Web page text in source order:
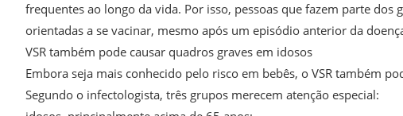
frequentes ao longo da vida. Por isso, pessoas que fazem parte
orientadas a se vacinar, mesmo após um episódio anterior da
VSR também pode causar quadros graves em idosos
Embora seja mais conhecido pelo risco em bebês, o VSR também
Segundo o infectologista, três grupos merecem atenção especial: